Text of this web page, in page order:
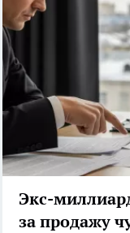
Экс-
за продажу